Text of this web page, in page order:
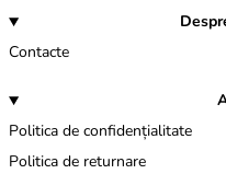
Contacte
Politica de confidențialitate
Politica de returnare